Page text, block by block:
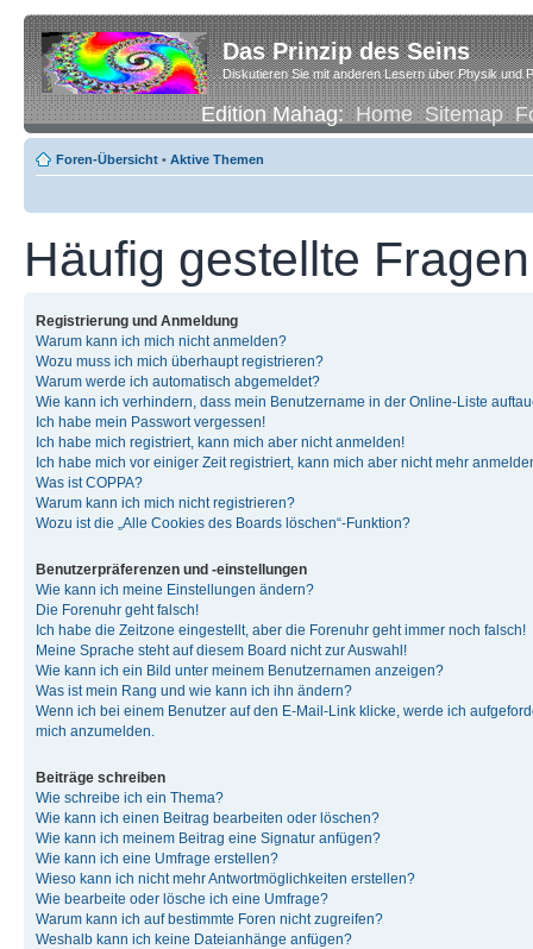
Das Prinzip des Seins
Diskutieren Sie mit anderen Lesern über Physik und
Edition Mahag:Home Sitemap
Foren-Übersicht • Aktive Themen
Häufig gestellte Fragen
Registrierung und Anmeldung
Warum kann ich mich nicht anmelden?
Wozu muss ich mich überhaupt registrieren?
Warum werde ich automatisch abgemeldet?
Wie kann ich verhindern, dass mein Benutzername in der Online-Liste
Ich habe mein Passwort vergessen!
Ich habe mich registriert, kann mich aber nicht anmelden!
Ich habe mich vor einiger Zeit registriert, kann mich aber nicht mehr
Was ist COPPA?
Warum kann ich mich nicht registrieren?
Wozu ist die „Alle Cookies des Boards löschen“-Funktion?
Benutzerpräferenzen und -einstellungen
Wie kann ich meine Einstellungen ändern?
Die Forenuhr geht falsch!
Ich habe die Zeitzone eingestellt, aber die Forenuhr geht immer noch falsch!
Meine Sprache steht auf diesem Board nicht zur Auswahl!
Wie kann ich ein Bild unter meinem Benutzernamen anzeigen?
Was ist mein Rang und wie kann ich ihn ändern?
Wenn ich bei einem Benutzer auf den E-Mail-Link klicke, werde ich
mich anzumelden.
Beiträge schreiben
Wie schreibe ich ein Thema?
Wie kann ich einen Beitrag bearbeiten oder löschen?
Wie kann ich meinem Beitrag eine Signatur anfügen?
Wie kann ich eine Umfrage erstellen?
Wieso kann ich nicht mehr Antwortmöglichkeiten erstellen?
Wie bearbeite oder lösche ich eine Umfrage?
Warum kann ich auf bestimmte Foren nicht zugreifen?
Weshalb kann ich keine Dateianhänge anfügen?